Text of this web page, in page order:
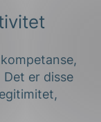
er disse